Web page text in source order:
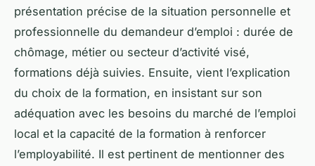
présentation précise de la situation personnelle et
professionnelle du demandeur d’emploi : durée de
chômage, métier ou secteur d’activité visé,
formations déjà suivies. Ensuite, vient l’explication
du choix de la formation, en insistant sur son
adéquation avec les besoins du marché de l’emploi
local et la capacité de la formation à renforcer
l’employabilité. Il est pertinent de mentionner des